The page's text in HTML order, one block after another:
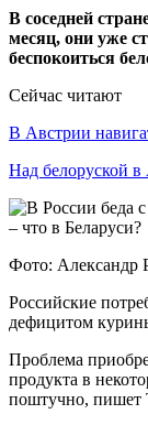
В соседней
месяц, они уже
беспокоиться
Сейчас читают
В Австрии
Над белоруской в
Фото:
Российские
дефицитом
Проблема
продукта в
поштучно,